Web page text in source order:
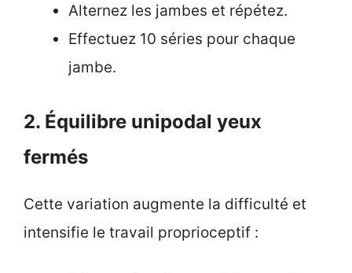
Alternez les jambes et répétez.
Effectuez 10 séries pour chaque
jambe.
2. Équilibre unipodal yeux
fermés
Cette variation augmente la difficulté et
intensifie le travail proprioceptif :